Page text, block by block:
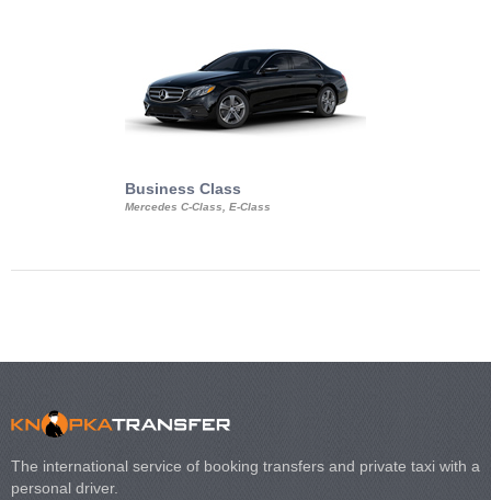
Business Class
Mercedes C-Class, E-Class
The international service of booking transfers and private taxi with a
personal driver.